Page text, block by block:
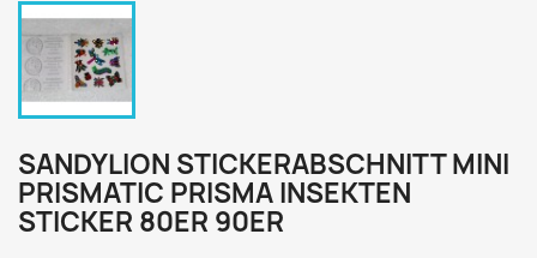
SANDYLION STICKERABSCHNITT MINI
PRISMATIC PRISMA INSEKTEN
STICKER 80ER 90ER